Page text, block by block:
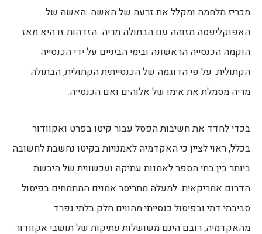
מכריז מלחמה ומקלל את זרעה של האשה. האשה של
האפוקליפסה מזוהה עם הבתולה מריה. הזדהות זו היא מאז
הוקמה הכנסייה הראשונה ובימי הביניים על ידי הכנסייה
הקתולית. על פי הדוגמה של הכנסייתית הקתולית, הבתולה
מריה מסמלת את אימו של אלוהים ואם הכנסייה.
בכדי לחדד את חשיבות הפסל עבור קיטו בפרט ואקוודור
בכלל, ראוי לציין כי האקדמיה לאמנויות בקיטו נחשבת לחשובה
ביותר בין בתי הספר לאמנות עתיקה ועכשווית של היבשת
הדרום אמריקאית. למעלה מתריסר אמנים המתמחים בפיסול
סביבתי דתי ובפיסול כנסייתי מהווים חלק בלתי נפרד
מהאקדמיה, רובם הינם משושלות עתיקות של תושבי אקוודור